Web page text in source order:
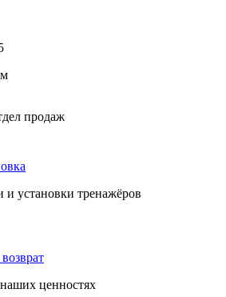
продаж
и установки тренажёров
ценностях